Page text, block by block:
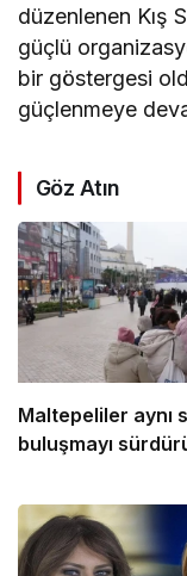
düzenlenen Kış
güçlü
bir göstergesi
güçlenmeye
Göz Atın
Maltepeliler aynı
buluşmayı